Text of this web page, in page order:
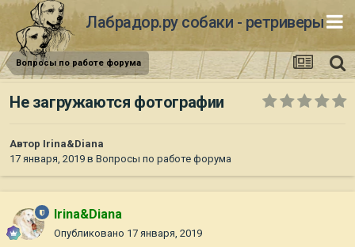
Лабрадор.ру собаки - ретриверы
Вопросы по работе форума
Не загружаются фотографии
Автор Irina&Diana
17 января, 2019 в Вопросы по работе форума
Irina&Diana
Опубликовано 17 января, 2019